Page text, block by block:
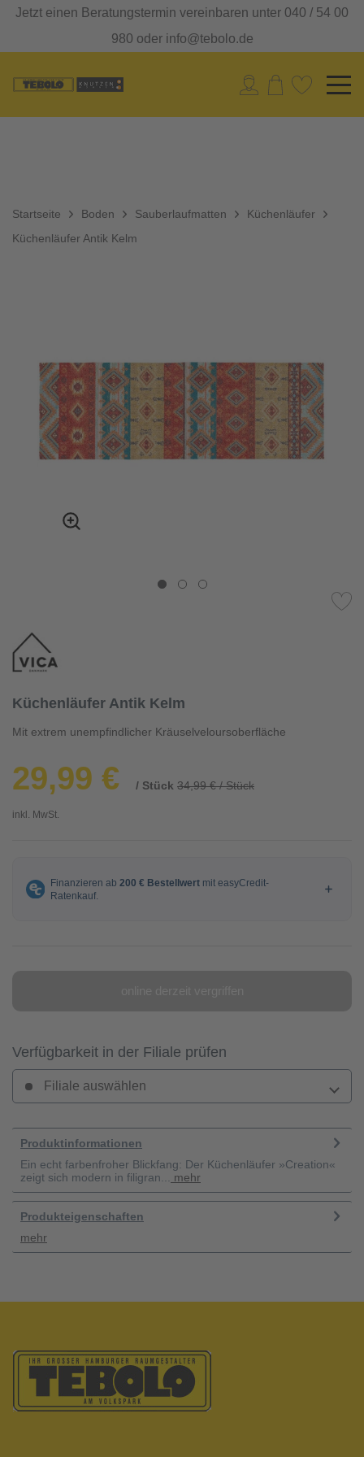
Jetzt einen Beratungstermin vereinbaren unter 040 / 54 00
980 oder info@tebolo.de
Startseite Boden Sauberlaufmatten
Küchenläufer
Küchenläufer Antik Kelm
Küchenläufer Antik Kelm
Mit extrem unempfindlicher Kräuselveloursoberfläche
29,99 € / Stück 34,99 € / Stück
inkl. MwSt.
Verfügbarkeit in der Filiale prüfen
Filiale auswählen
Produktinformationen
Ein echt farbenfroher Blickfang: Der Küchenläufer »Creation«
zeigt sich modern in filigran...
mehr
Produkteigenschaften
mehr